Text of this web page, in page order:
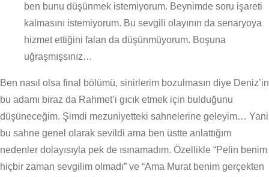
ben bunu düşünmek istemiyorum. Beynimde soru işareti
kalmasını istemiyorum. Bu sevgili olayının da senaryoya
hizmet ettiğini falan da düşünmüyorum. Boşuna
uğraşmışsınız…
Ben nasıl olsa final bölümü, sinirlerim bozulmasın diye Deniz’in
bu adamı biraz da Rahmet’i gıcık etmek için bulduğunu
düşüneceğim. Şimdi mezuniyetteki sahnelerine geleyim… Yani
bu sahne genel olarak sevildi ama ben üstte anlattığım
nedenler dolayısıyla pek de ısınamadım. Özellikle “Pelin benim
hiçbir zaman sevgilim olmadı” ve “Ama Murat benim gerçekten